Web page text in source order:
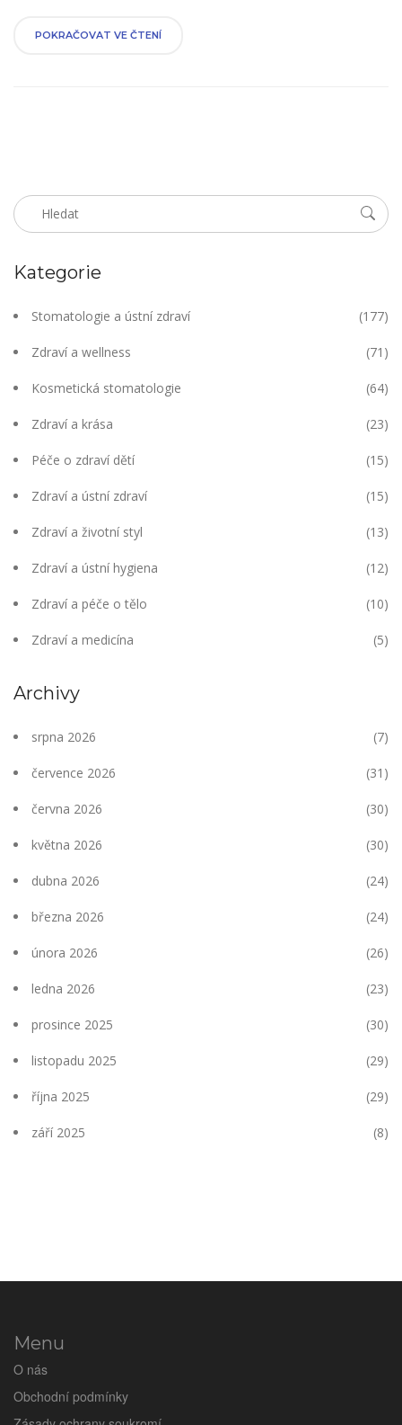
způsob, jak se vypořádat s křivými zuby, mohl by vás tento
POKRAČOVAT VE ČTENÍ
Kategorie
Stomatologie a ústní zdraví (177)
Zdraví a wellness (71)
Kosmetická stomatologie (64)
Zdraví a krása (23)
Péče o zdraví dětí (15)
Zdraví a ústní zdraví (15)
Zdraví a životní styl (13)
Zdraví a ústní hygiena (12)
Zdraví a péče o tělo (10)
Zdraví a medicína (5)
Archivy
srpna 2026 (7)
července 2026 (31)
června 2026 (30)
května 2026 (30)
dubna 2026 (24)
března 2026 (24)
února 2026 (26)
ledna 2026 (23)
prosince 2025 (30)
listopadu 2025 (29)
října 2025 (29)
září 2025 (8)
Menu
O nás
Obchodní podmínky